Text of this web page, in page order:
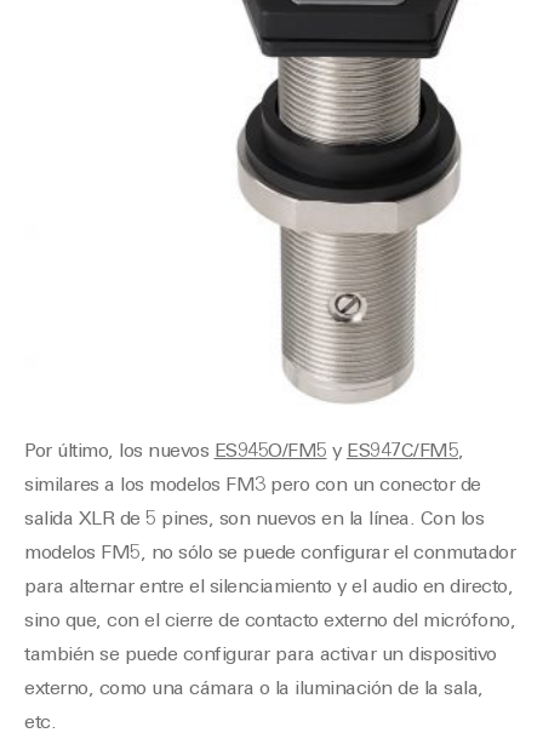
Por último, los nuevos ES945O/FM5 y ES947C/FM5,
similares a los modelos FM3 pero con un conector de
salida XLR de 5 pines, son nuevos en la línea. Con los
modelos FM5, no sólo se puede configurar el conmutador
para alternar entre el silenciamiento y el audio en directo,
sino que, con el cierre de contacto externo del micrófono,
también se puede configurar para activar un dispositivo
externo, como una cámara o la iluminación de la sala,
etc.